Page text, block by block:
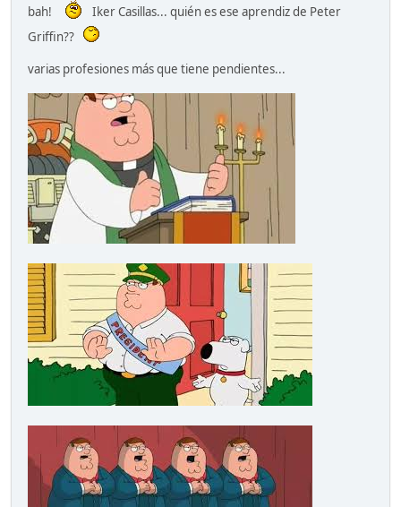
bah!
Iker Casillas... quién es ese aprendiz de Peter
Griffin??
varias profesiones más que tiene pendientes...